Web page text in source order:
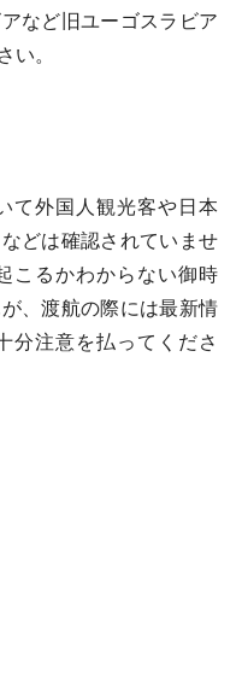
など旧ユーゴスラビア
い。
て外国人観光客や日本
どは確認されていませ
こるかわからない御時
、渡航の際には最新情
分注意を払ってくださ